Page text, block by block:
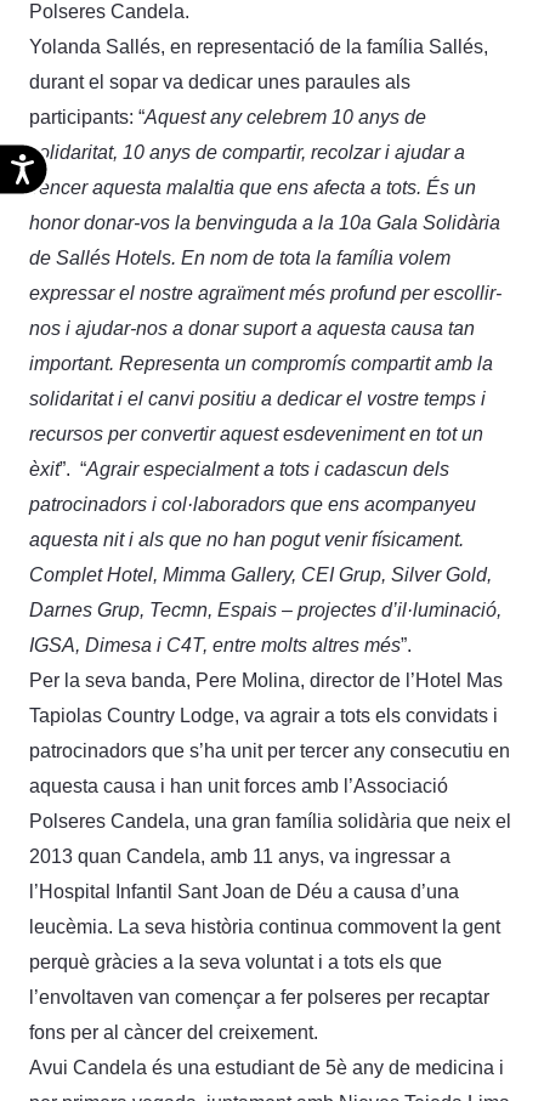
Accesibilidad
Polseres Candela.
Yolanda Sallés, en representació de la família Sallés,
durant el sopar va dedicar unes paraules als
participants: “Aquest any celebrem 10 anys de
solidaritat, 10 anys de compartir, recolzar i ajudar a
vèncer aquesta malaltia que ens afecta a tots. És un
honor donar-vos la benvinguda a la 10a Gala Solidària
de Sallés Hotels. En nom de tota la família volem
expressar el nostre agraïment més profund per escollir-
nos i ajudar-nos a donar suport a aquesta causa tan
important. Representa un compromís compartit amb la
solidaritat i el canvi positiu a dedicar el vostre temps i
recursos per convertir aquest esdeveniment en tot un
èxit”. “Agrair especialment a tots i cadascun dels
patrocinadors i col·laboradors que ens acompanyeu
aquesta nit i als que no han pogut venir físicament.
Complet Hotel, Mimma Gallery, CEI Grup, Silver Gold,
Darnes Grup, Tecmn, Espais – projectes d’il·luminació,
IGSA, Dimesa i C4T, entre molts altres més”.
Per la seva banda, Pere Molina, director de l’Hotel Mas
Tapiolas Country Lodge, va agrair a tots els convidats i
patrocinadors que s’ha unit per tercer any consecutiu en
aquesta causa i han unit forces amb l’Associació
Polseres Candela, una gran família solidària que neix el
2013 quan Candela, amb 11 anys, va ingressar a
l’Hospital Infantil Sant Joan de Déu a causa d’una
leucèmia. La seva història continua commovent la gent
perquè gràcies a la seva voluntat i a tots els que
l’envoltaven van començar a fer polseres per recaptar
fons per al càncer del creixement.
Avui Candela és una estudiant de 5è any de medicina i